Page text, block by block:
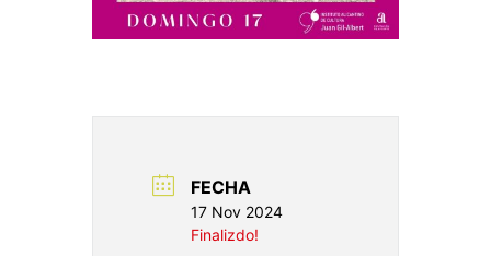
FECHA
17 Nov 2024
Finalizdo!